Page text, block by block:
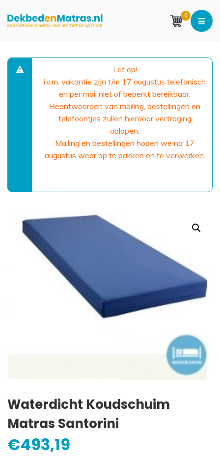
0
Let op!
i.v.m. vakantie zijn t/m 17 augustus telefonisch
en per mail niet of beperkt bereikbaar.
Beantwoorden van mailing, bestellingen en
telefoontjes zullen hierdoor vertraging
oplopen.
Mailing en bestellingen hopen we na 17
augustus weer op te pakken en te verwerken.
Waterdicht Koudschuim
Matras Santorini
€493,19